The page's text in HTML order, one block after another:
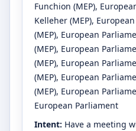
Funchion (MEP),
Kelleher (MEP),
(MEP), European
(MEP), European
(MEP), European
(MEP), European
(MEP), European
European Parliament
Intent: Have a meeting